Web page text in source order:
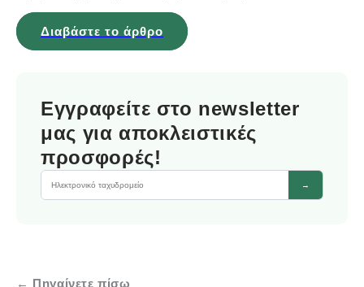
Διαβάστε το άρθρο
Εγγραφείτε στο newsletter
μας για αποκλειστικές
προσφορές!
→
← Πηγαίνετε πίσω